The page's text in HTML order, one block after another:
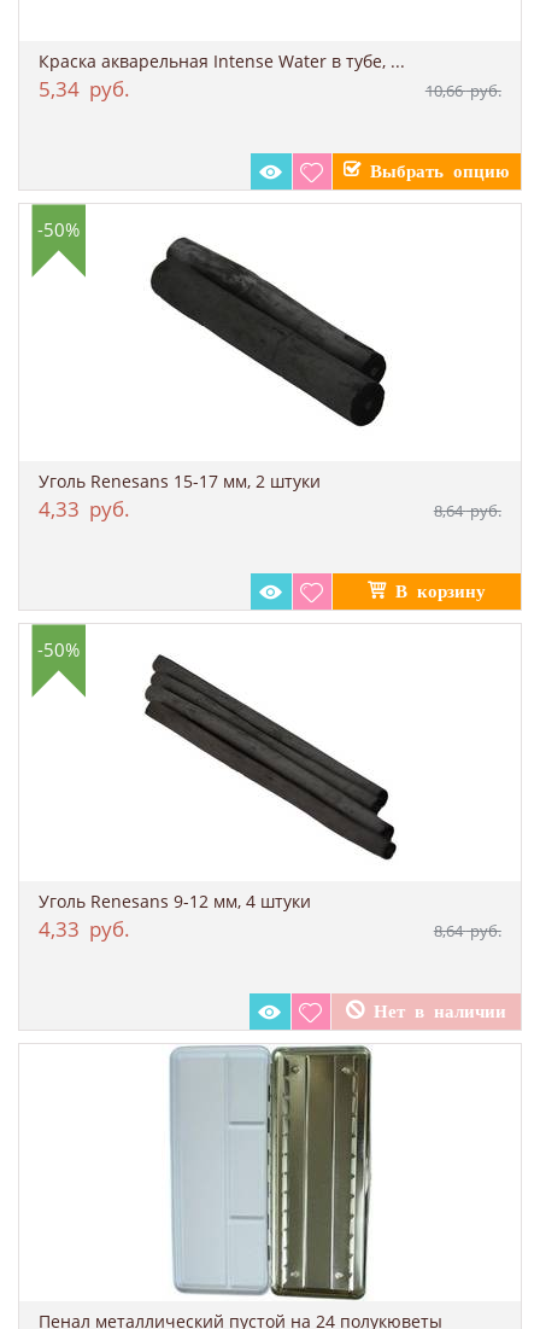
Краска акварельная Intense Water в тубе, ...
5,34 руб. 10,66руб.
-50%
Уголь Renesans 15-17 мм, 2 штуки
4,33 руб. 8,64руб.
-50%
Уголь Renesans 9-12 мм, 4 штуки
4,33 руб. 8,64руб.
Пенал металлический пустой на 24 полукюветы